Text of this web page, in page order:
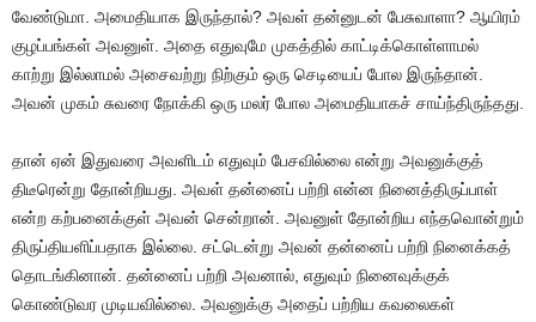
வேண்டுமா. அமைதியாக இருந்தால்? அவள் தன்னுடன் பேசுவாளா? ஆயிரம்
குழப்பங்கள் அவனுள். அதை எதுவுமே முகத்தில் காட்டிக்கொள்ளாமல்
காற்று இல்லாமல் அசைவற்று நிற்கும் ஒரு செடியைப் போல இருந்தான்.
அவன் முகம் சுவரை நோக்கி ஒரு மலர் போல அமைதியாகச் சாய்ந்திருந்தது.
தான் ஏன் இதுவரை அவளிடம் எதுவும் பேசவில்லை என்று அவனுக்குத்
திடீரென்று தோன்றியது. அவள் தன்னைப் பற்றி என்ன நினைத்திருப்பாள்
என்ற கற்பனைக்குள் அவன் சென்றான். அவனுள் தோன்றிய எந்தவொன்றும்
திருப்தியளிப்பதாக இல்லை. சட்டென்று அவன் தன்னைப் பற்றி நினைக்கத்
தொடங்கினான். தன்னைப் பற்றி அவனால், எதுவும் நினைவுக்குக்
கொண்டுவர முடியவில்லை. அவனுக்கு அதைப் பற்றிய கவலைகள்